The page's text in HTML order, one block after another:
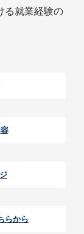
る就業経験の
らから